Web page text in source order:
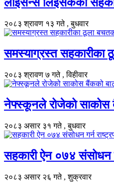
लाइसेन्स लिइसकेका
२०८३ श्रावण १३ गते , बुधवार
समस्याग्रस्त सहकारीका
२०८३ श्रावण ७ गते , विहीवार
नेफ्स्कूनले रोजेको साकोस
२०८३ असार ३१ गते , बुधवार
सहकारी ऐन ०७४ संसोधन
२०८३ असार २६ गते , शुक्रवार